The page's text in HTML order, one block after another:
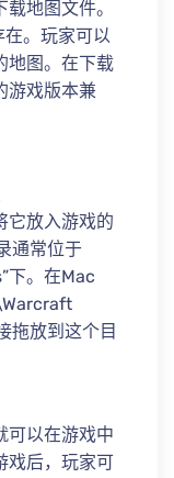
地图文件。
。玩家可以
地图。在下载
游戏版本兼
它放入游戏的
通常位于
下。在Mac
拖放到这个目
可以在游戏中
戏后，玩家可